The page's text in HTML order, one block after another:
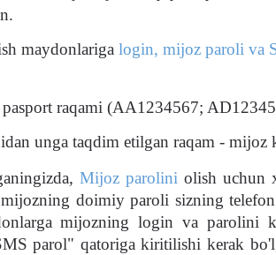
maydonlariga login, mijoz paroli va
raqami (AA1234567;
unga taqdim etilgan raqam - mijoz
Mijoz paroliniolish uchun
doimiy paroli sizning
mijozning login va parolini
parol" qatoriga kiritilishi kerak